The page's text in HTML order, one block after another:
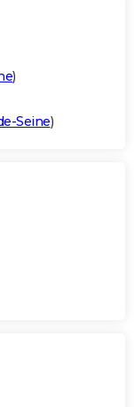
)
Seine)